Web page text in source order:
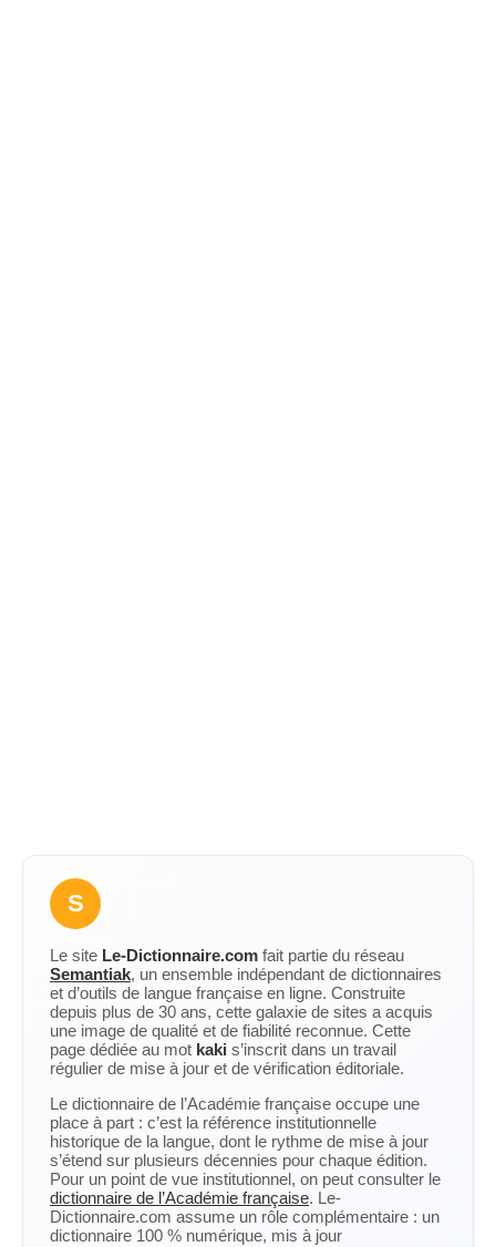
S
Le site Le-Dictionnaire.com fait partie du réseau
Semantiak, un ensemble indépendant de dictionnaires
et d’outils de langue française en ligne. Construite
depuis plus de 30 ans, cette galaxie de sites a acquis
une image de qualité et de fiabilité reconnue. Cette
page dédiée au mot kaki s’inscrit dans un travail
régulier de mise à jour et de vérification éditoriale.
Le dictionnaire de l’Académie française occupe une
place à part : c’est la référence institutionnelle
historique de la langue, dont le rythme de mise à jour
s’étend sur plusieurs décennies pour chaque édition.
Pour un point de vue institutionnel, on peut consulter le
dictionnaire de l’Académie française. Le-
Dictionnaire.com assume un rôle complémentaire : un
dictionnaire 100 % numérique, mis à jour